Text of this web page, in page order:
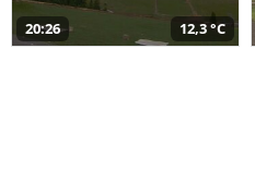
20:26 12,3 °C